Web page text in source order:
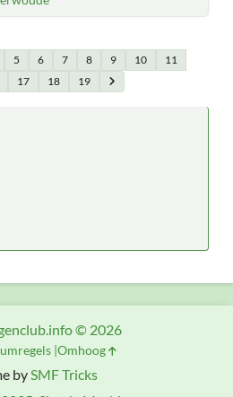
5 6 7 8 9 10
11
17 18 19
bySMF Tricks
© 2026
Omhoog